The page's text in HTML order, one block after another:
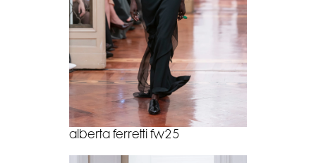
alberta ferretti fw25